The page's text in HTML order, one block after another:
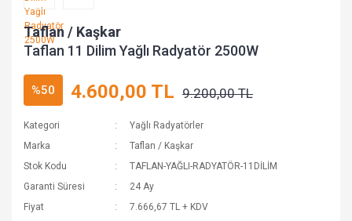
Taflan / Kaşkar
Taflan 11 Dilim Yağlı Radyatör 2500W
%50 4.600,00 TL 9.200,00 TL
Kategori
Yağlı Radyatörler
Marka
Taflan / Kaşkar
Stok Kodu
TAFLAN-YAĞLI-RADYATÖR-11DİLİM
Garanti Süresi
24 Ay
Fiyat
7.666,67 TL + KDV